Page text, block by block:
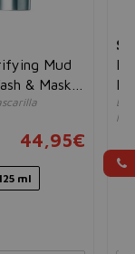
Mud
& Mask)
44,95€
ml